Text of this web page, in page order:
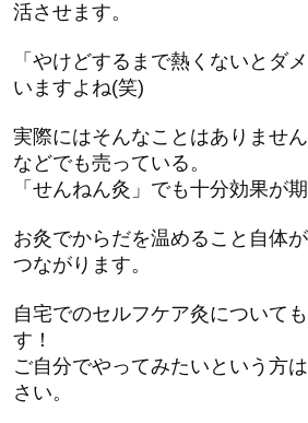
活させます。
「やけどするまで熱くないとダ
いますよね(笑)
実際にはそんなことはありませ
などでも売っている。
「せんねん灸」でも十分効果が
お灸でからだを温めること自体
つながります。
自宅でのセルフケア灸について
す！
ご自分でやってみたいという方
さい。